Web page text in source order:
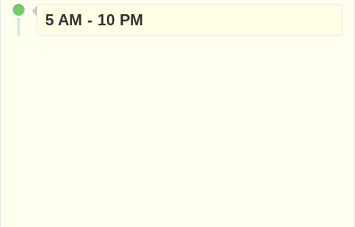
5 AM - 10 PM